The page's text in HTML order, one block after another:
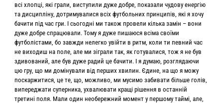
всі хлопці, які грали, виступили дуже добре, показали чудову енергію
та дисципліну, дотримувалися всіх футбольних принципів, які я хочу
бачити під час гри. І сьогодні ми також провели кілька замін – вони
дуже добре спрацювали. Тому я дуже пишаюся всіма своїми
футболістами, бо завжди нелегко увійти в ритм, коли ти певний час
не виходиш на поле, але ми зіграли так, як готувалися, тож я не був
здивований, але був дуже радий це бачити. І я думаю, розглядаючи
цю гру, що ми домінували від перших хвилин. Єдине, на що я можу
поскаржитися, це те, що, можливо, ми мусимо забивати більше голів,
випереджати суперника, ухвалювати кращі рішення в останній
третині поля. Мали один необережний момент у першому таймі, але,